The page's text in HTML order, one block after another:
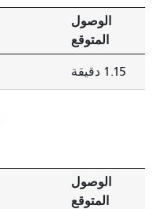
الوصول
المتوقع
1.15 دقيقة
الوصول
المتوقع